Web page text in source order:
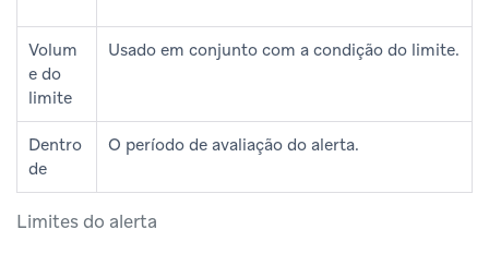
Limites do alerta
Volum
e do
limite
Usado em conjunto com a condição do limite.
Dentro
de
O período de avaliação do alerta.